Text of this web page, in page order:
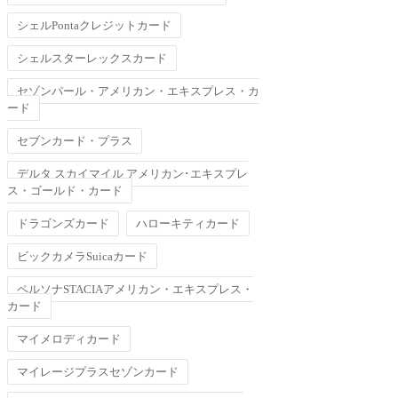
シェルPontaクレジットカード
シェルスターレックスカード
セゾンパール・アメリカン・エキスプレス・カ
ード
セブンカード・プラス
デルタ スカイマイル アメリカン･エキスプレ
ス・ゴールド・カード
ドラゴンズカード ハローキティカード
ビックカメラSuicaカード
ペルソナSTACIAアメリカン・エキスプレス・
カード
マイメロディカード
マイレージプラスセゾンカード